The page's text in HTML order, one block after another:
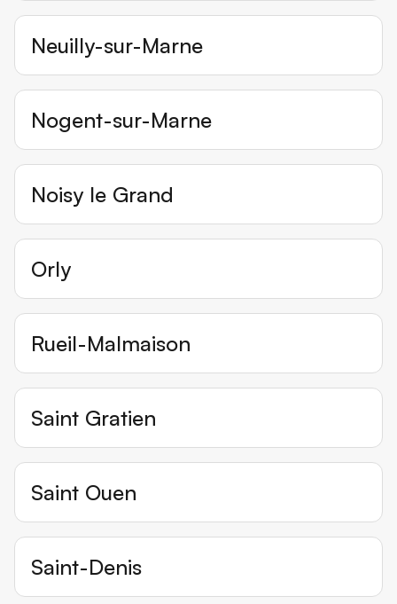
Neuilly-sur-Marne
Nogent-sur-Marne
Noisy le Grand
Orly
Rueil-Malmaison
Saint Gratien
Saint Ouen
Saint-Denis